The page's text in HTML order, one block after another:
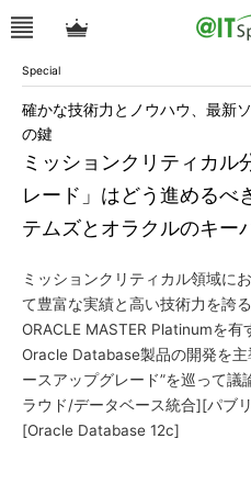
Special
ミッションクリティカル
レード」はどう進める
テムズとオラクルのキー
確かな技術力とノウハウ、最新
の鍵
ミッションクリティカル領域に
て豊富な実績と高い技術力を誇
ORACLE MASTER Platinumを有
Oracle Database製品の開発を
ースアップグレード”を巡って
ラウド/データベース統合][パブ
[Oracle Database 12c]